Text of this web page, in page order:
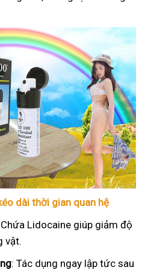
dài thời gian quan hệ
Chứa Lidocaine giúp giảm độ
vật.
: Tác dụng ngay lập tức sau